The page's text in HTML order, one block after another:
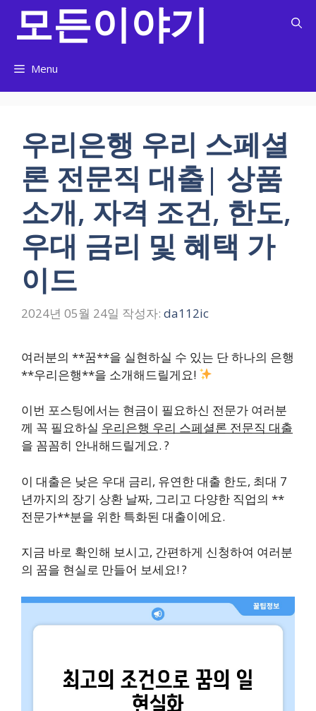
너
모든이야기
Menu
우리은행 우리 스페셜
론 전문직 대출| 상품
소개, 자격 조건, 한도,
우대 금리 및 혜택 가
이드
2024년 05월 24일 작성자: da112ic
여러분의 **꿈**을 실현하실 수 있는 단 하나의 은행
**우리은행**을 소개해드릴게요!
이번 포스팅에서는 현금이 필요하신 전문가 여러분
께 꼭 필요하실 우리은행 우리 스페셜론 전문직 대출
을 꼼꼼히 안내해드릴게요. ?
이 대출은 낮은 우대 금리, 유연한대출 한도, 최대 7
년까지의 장기 상환 날짜, 그리고 다양한 직업의 **
전문가**분을 위한 특화된 대출이에요.
지금 바로 확인해 보시고, 간편하게 신청하여 여러분
의 꿈을 현실로 만들어 보세요! ?